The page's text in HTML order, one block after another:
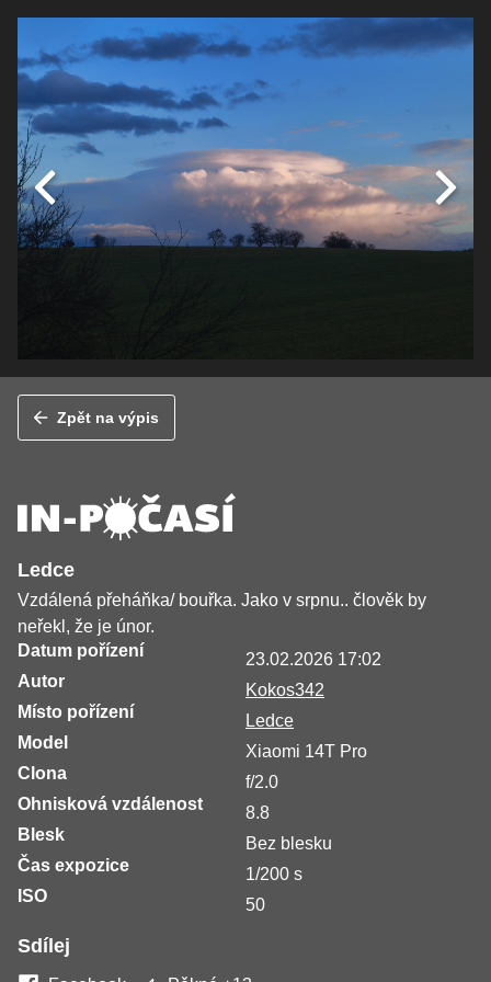
Zpět na výpis
Ledce
Vzdálená přeháňka/ bouřka. Jako v srpnu.. člověk by
neřekl, že je únor.
Datum pořízení
23.02.2026 17:02
Autor
Kokos342
Místo pořízení
Ledce
Model
Xiaomi 14T Pro
Clona
f/2.0
Ohnisková vzdálenost
8.8
Blesk
Bez blesku
Čas expozice
1/200 s
ISO
50
Sdílej